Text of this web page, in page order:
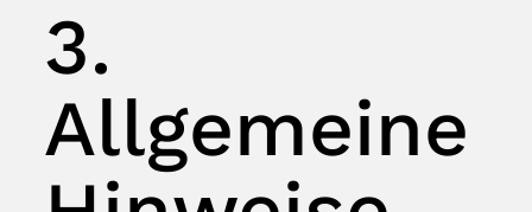
3.
Allgemeine